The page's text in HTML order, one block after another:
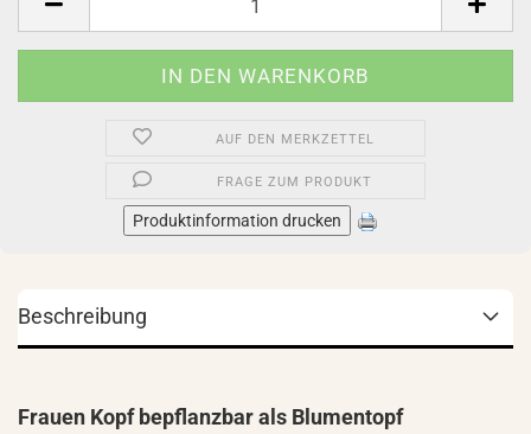
AUF DEN MERKZETTEL
FRAGE ZUM PRODUKT
Produktinformation drucken
Beschreibung
Frauen Kopf bepflanzbar als Blumentopf